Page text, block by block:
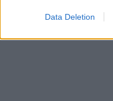
Data Deletion